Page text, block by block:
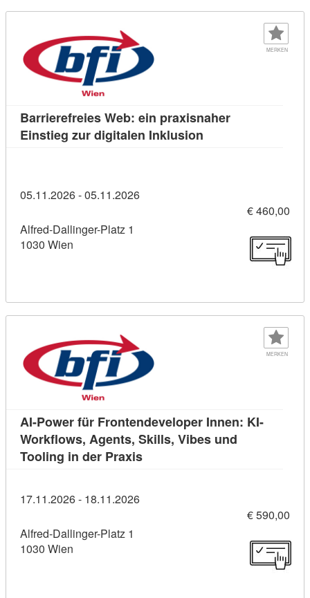
MERKEN
Barrierefreies Web: ein praxisnaher
Einstieg zur digitalen Inklusion
05.11.2026 - 05.11.2026
€ 460,00
Alfred-Dallinger-Platz 1
1030 Wien
MERKEN
AI-Power für Frontendeveloper Innen: KI-
Workflows, Agents, Skills, Vibes und
Tooling in der PraxisKursdetail: AI-Power für
17.11.2026 - 18.11.2026
€ 590,00
Alfred-Dallinger-Platz 1
1030 Wien